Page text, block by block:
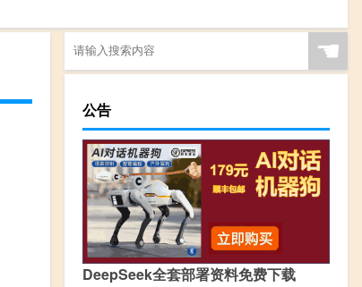
☚
公告
DeepSeek全套部署资料免费下载